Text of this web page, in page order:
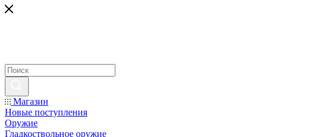
Магазин
Новые поступления
Оружие
Гладкоствольное оружие